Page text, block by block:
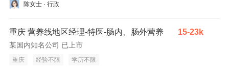
陈女士 · 行政
重庆 营养线地区经理-特医-肠内、肠外营养 15-23k
某国内知名公司 已上市
重庆 经验不限 学历不限